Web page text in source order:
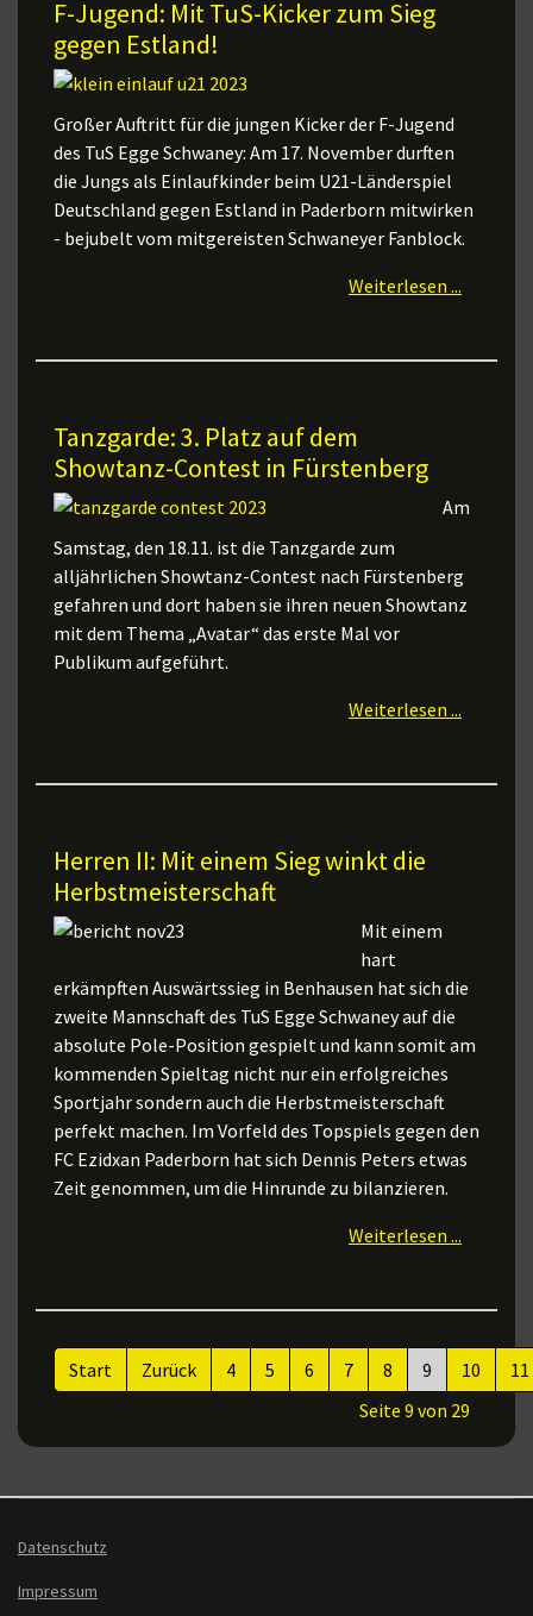
F-Jugend: Mit TuS-Kicker zum Sieg
gegen Estland!
Großer Auftritt für die jungen Kicker der F-Jugend
des TuS Egge Schwaney: Am 17. November durften
die Jungs als Einlaufkinder beim U21-Länderspiel
Deutschland gegen Estland in Paderborn mitwirken
- bejubelt vom mitgereisten Schwaneyer Fanblock.
Weiterlesen ...
Tanzgarde: 3. Platz auf dem
Showtanz-Contest in Fürstenberg
Am
Samstag, den 18.11. ist die Tanzgarde zum
alljährlichen Showtanz-Contest nach Fürstenberg
gefahren und dort haben sie ihren neuen Showtanz
mit dem Thema „Avatar“ das erste Mal vor
Publikum aufgeführt.
Weiterlesen ...
Herren II: Mit einem Sieg winkt die
Herbstmeisterschaft
Mit einem
hart
erkämpften Auswärtssieg in Benhausen hat sich die
zweite Mannschaft des TuS Egge Schwaney auf die
absolute Pole-Position gespielt und kann somit am
kommenden Spieltag nicht nur ein erfolgreiches
Sportjahr sondern auch die Herbstmeisterschaft
perfekt machen. Im Vorfeld des Topspiels gegen den
FC Ezidxan Paderborn hat sich Dennis Peters etwas
Zeit genommen, um die Hinrunde zu bilanzieren.
Weiterlesen ...
Seite 9 von 29
Start Zurück 4 5 6 7 8 9 10 11
Datenschutz
Impressum